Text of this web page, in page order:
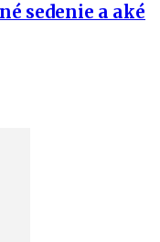
sedenie a aké